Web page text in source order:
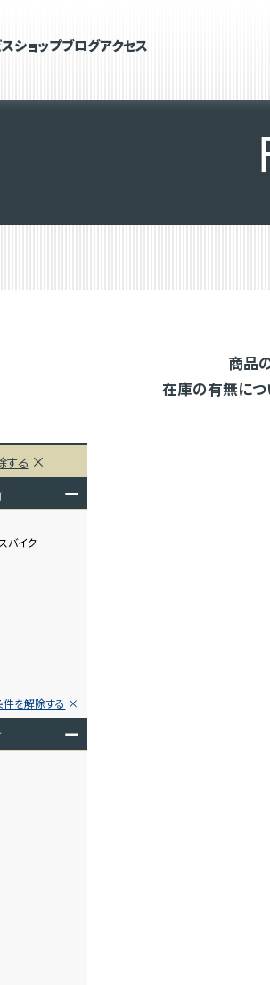
ショップブログアクセス
商品
在庫の有無につ
する
ー
バイク
件を解除する
ー